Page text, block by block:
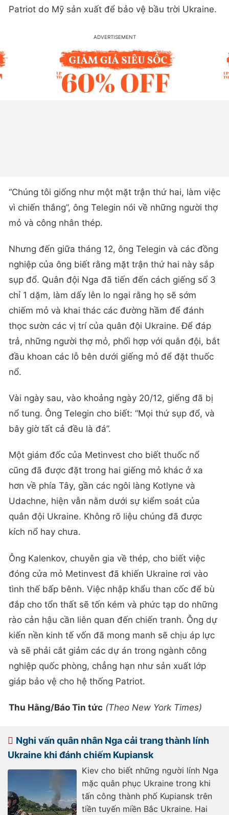
Patriot do Mỹ sản xuất để bảo vệ bầu trời Ukraine.
“Chúng tôi giống như một mặt trận thứ hai, làm việc
vì chiến thắng”, ông Telegin nói về những người thợ
mỏ và công nhân thép.
Nhưng đến giữa tháng 12, ông Telegin và các đồng
nghiệp của ông biết rằng mặt trận thứ hai này sắp
sụp đổ. Quân đội Nga đã tiến đến cách giếng số 3
chỉ 1 dặm, làm dấy lên lo ngại rằng họ sẽ sớm
chiếm mỏ và khai thác các đường hầm để đánh
thọc sườn các vị trí của quân đội Ukraine. Để đáp
trả, những người thợ mỏ, phối hợp với quân đội, bắt
đầu khoan các lỗ bên dưới giếng mỏ để đặt thuốc
nổ.
Vài ngày sau, vào khoảng ngày 20/12, giếng đã bị
nổ tung. Ông Telegin cho biết: “Mọi thứ sụp đổ, và
bây giờ tất cả đều là đá”.
Một giám đốc của Metinvest cho biết thuốc nổ
cũng đã được đặt trong hai giếng mỏ khác ở xa
hơn về phía Tây, gần các ngôi làng Kotlyne và
Udachne, hiện vẫn nằm dưới sự kiểm soát của
quân đội Ukraine. Không rõ liệu chúng đã được
kích nổ hay chưa.
Ông Kalenkov, chuyên gia về thép, cho biết việc
đóng cửa mỏ Metinvest đã khiến Ukraine rơi vào
tình thế bấp bênh. Việc nhập khẩu than cốc để bù
đắp cho tổn thất sẽ tốn kém và phức tạp do những
rào cản hậu cần liên quan đến chiến tranh. Ông dự
kiến ​​nền kinh tế vốn đã mong manh sẽ chịu áp lực
và sẽ phải cắt giảm các dự án trong ngành công
nghiệp quốc phòng, chẳng hạn như sản xuất lớp
giáp bảo vệ cho hệ thống Patriot.
Thu Hằng/Báo Tin tức (Theo New York Times)
Nghi vấn quân nhân Nga cải trang thành lính
Ukraine khi đánh chiếm Kupiansk
Kiev cho biết những người lính Nga
mặc quân phục Ukraine trong khi
tấn công thành phố Kupiansk trên
tiền tuyến miền Bắc Ukraine. Hai